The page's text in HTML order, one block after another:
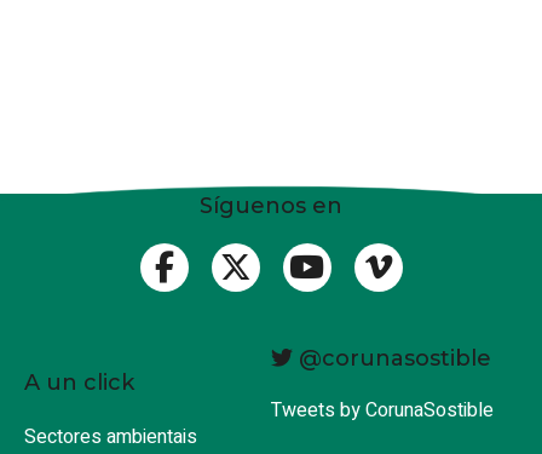
Síguenos en
A un click
Sectores ambientais
@corunasostible
Tweets by CorunaSostible